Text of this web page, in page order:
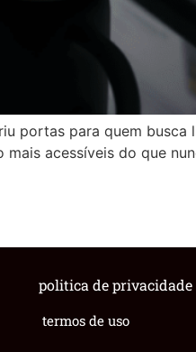
portas para quem busca
acessíveis do que
termos de uso
politica de privacidade